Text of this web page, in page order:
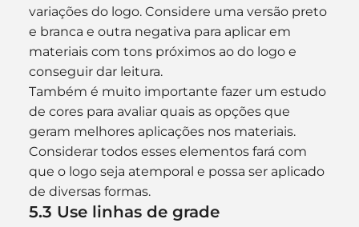
variações do logo. Considere uma versão preto
e branca e outra negativa para aplicar em
materiais com tons próximos ao do logo e
conseguir dar leitura.
Também é muito importante fazer um estudo
de cores para avaliar quais as opções que
geram melhores aplicações nos materiais.
Considerar todos esses elementos fará com
que o logo seja atemporal e possa ser aplicado
de diversas formas.
5.3 Use linhas de grade